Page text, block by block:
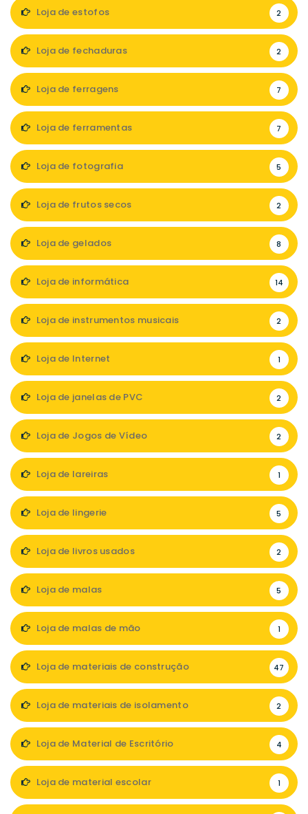
Loja de estofos 2
Loja de fechaduras 2
Loja de ferragens 7
Loja de ferramentas 7
Loja de fotografia 5
Loja de frutos secos 2
Loja de gelados 8
Loja de informática 14
Loja de instrumentos musicais 2
Loja de Internet 1
Loja de janelas de PVC 2
Loja de Jogos de Vídeo 2
Loja de lareiras 1
Loja de lingerie 5
Loja de livros usados 2
Loja de malas 5
Loja de malas de mão 1
Loja de materiais de construção 47
Loja de materiais de isolamento 2
Loja de Material de Escritório 4
Loja de material escolar 1